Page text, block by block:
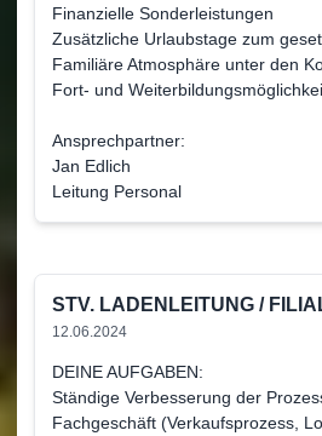
Finanzielle Sonderleistungen
Zusätzliche Urlaubstage zum
Familiäre Atmosphäre unter den
Fort- und
Ansprechpartner:
Jan Edlich
Leitung Personal
STV. LADENLEITUNG /
12.06.2024
DEINE AUFGABEN:
Ständige Verbesserung der
Fachgeschäft (Verkaufsprozess,